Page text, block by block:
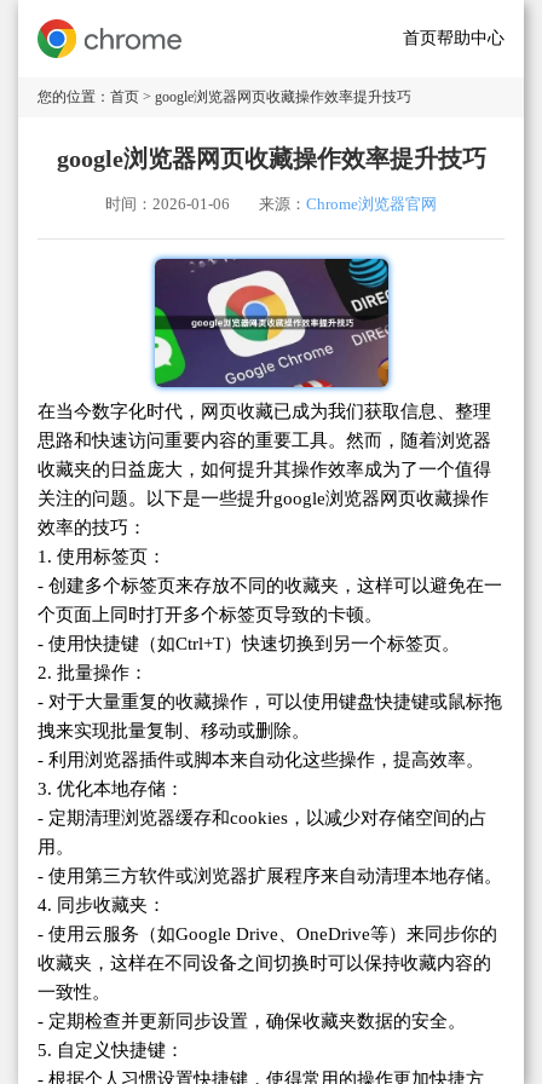
首页帮助中心
您的位置： 首页 > google浏览器网页收藏操作效率提升技巧
google浏览器网页收藏操作效率提升技巧
时间：2026-01-06 来源： Chrome浏览器官网
在当今数字化时代，网页收藏已成为我们获取信息、整理
思路和快速访问重要内容的重要工具。然而，随着浏览器
收藏夹的日益庞大，如何提升其操作效率成为了一个值得
关注的问题。以下是一些提升google浏览器网页收藏操作
效率的技巧：
1. 使用标签页：
- 创建多个标签页来存放不同的收藏夹，这样可以避免在一
个页面上同时打开多个标签页导致的卡顿。
- 使用快捷键（如Ctrl+T）快速切换到另一个标签页。
2. 批量操作：
- 对于大量重复的收藏操作，可以使用键盘快捷键或鼠标拖
拽来实现批量复制、移动或删除。
- 利用浏览器插件或脚本来自动化这些操作，提高效率。
3. 优化本地存储：
- 定期清理浏览器缓存和cookies，以减少对存储空间的占
用。
- 使用第三方软件或浏览器扩展程序来自动清理本地存储。
4. 同步收藏夹：
- 使用云服务（如Google Drive、OneDrive等）来同步你的
收藏夹，这样在不同设备之间切换时可以保持收藏内容的
一致性。
- 定期检查并更新同步设置，确保收藏夹数据的安全。
5. 自定义快捷键：
- 根据个人习惯设置快捷键，使得常用的操作更加快捷方